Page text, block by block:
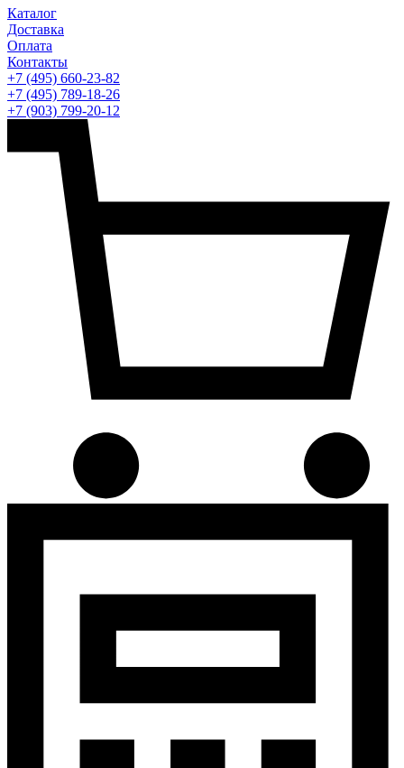
Каталог
Доставка
Оплата
Контакты
+7 (495) 660-23-82
+7 (495) 789-18-26
+7 (903) 799-20-12